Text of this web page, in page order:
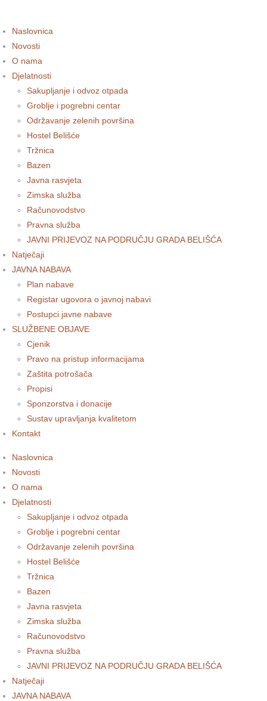
Naslovnica
Novosti
O nama
Djelatnosti
Sakupljanje i odvoz otpada
Groblje i pogrebni centar
Održavanje zelenih površina
Hostel Belišće
Tržnica
Bazen
Javna rasvjeta
Zimska služba
Računovodstvo
Pravna služba
JAVNI PRIJEVOZ NA PODRUČJU GRADA BELIŠĆA
Natječaji
JAVNA NABAVA
Plan nabave
Registar ugovora o javnoj nabavi
Postupci javne nabave
SLUŽBENE OBJAVE
Cjenik
Pravo na pristup informacijama
Zaštita potrošača
Propisi
Sponzorstva i donacije
Sustav upravljanja kvalitetom
Kontakt
Naslovnica
Novosti
O nama
Djelatnosti
Sakupljanje i odvoz otpada
Groblje i pogrebni centar
Održavanje zelenih površina
Hostel Belišće
Tržnica
Bazen
Javna rasvjeta
Zimska služba
Računovodstvo
Pravna služba
JAVNI PRIJEVOZ NA PODRUČJU GRADA BELIŠĆA
Natječaji
JAVNA NABAVA